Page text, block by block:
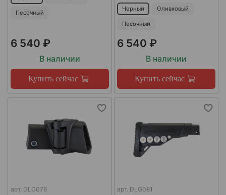
Песочный
6 540 ₽
В наличии
Купить сейчас
Черный Оливковый
Песочный
6 540 ₽
В наличии
Купить сейчас
арт. DLG076 арт. DLG081